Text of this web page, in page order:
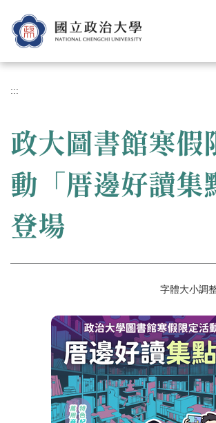
到
主
內
區
:::
政大圖書館寒假
動「厝邊好讀集
登場
字體大小調